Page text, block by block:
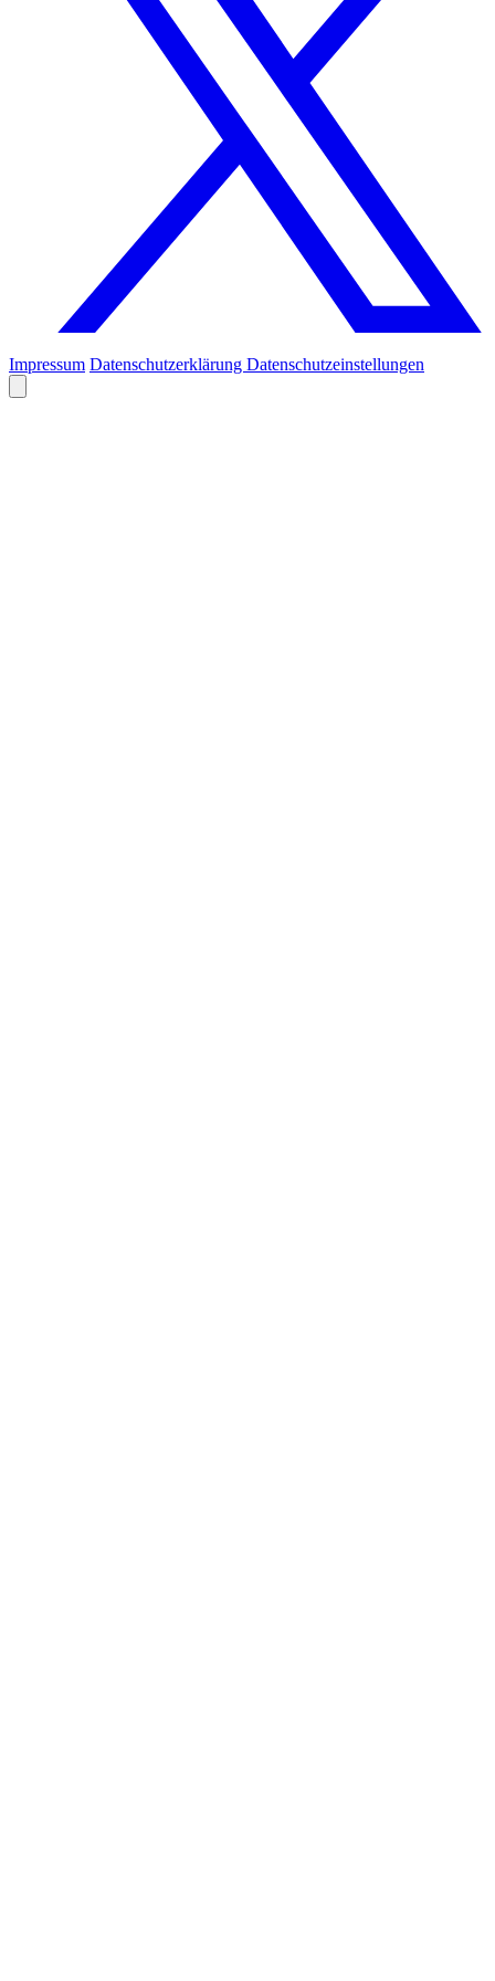
Impressum Datenschutzerklärung Datenschutzeinstellungen